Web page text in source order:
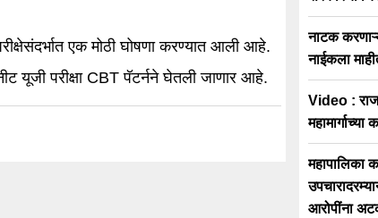
एक मोठी घोषणा करण्यात आली आहे.
यूजी परीक्षा CBT पॅटर्नने घेतली जाणार आहे.
नाटक
नाईकला
Video : राज
महापालिका
आरोपींना